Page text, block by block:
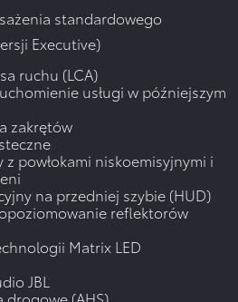
standardowego
Executive)
ruchu (LCA)
usługi w późniejszym
zakrętów
powłokami niskoemisyjnymi i
na przedniej szybie (HUD)
reflektorów
Matrix LED
JBL
drogowe (AHS)